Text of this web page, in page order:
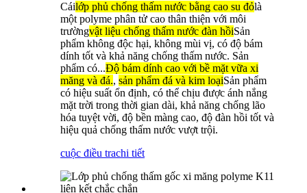
Cáilớp phủ chống thấm nước bằng cao su đỏlà
một polyme phân tử cao thân thiện với môi
trườngvật liệu chống thấm nước đàn hồiSản
phẩm không độc hại, không mùi vị, có độ bám
dính tốt và khả năng chống thấm nước. Sản
phẩm có...Độ bám dính cao với bề mặt vữa xi
măng và đá., sản phẩm đá và kim loạiSản phẩm
có hiệu suất ổn định, có thể chịu được ánh nắng
mặt trời trong thời gian dài, khả năng chống lão
hóa tuyệt vời, độ bền màng cao, độ đàn hồi tốt và
hiệu quả chống thấm nước vượt trội.
cuộc điều trachi tiết